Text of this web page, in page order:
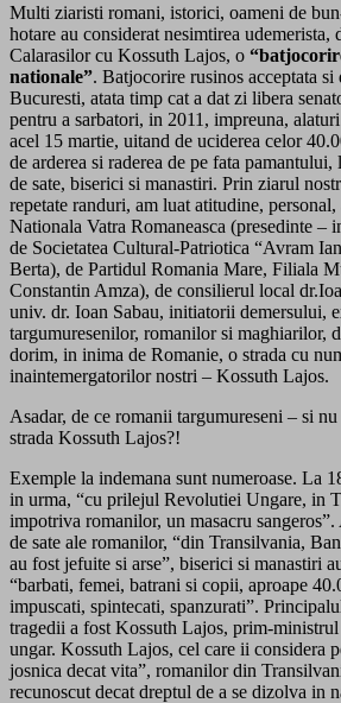
Multi ziaristi romani, istorici, oameni de
hotare au considerat nesimtirea udemerista,
Calarasilor cu Kossuth Lajos, o
nationale”. Batjocorire rusinos acceptata si
Bucuresti, atata timp cat a dat zi libera
pentru a sarbatori, in 2011, impreuna,
acel 15 martie, uitand de uciderea celor
de arderea si raderea de pe fata
de sate, biserici si manastiri. Prin ziarul
repetate randuri, am luat atitudine,
Nationala Vatra Romaneasca (presedinte –
de Societatea Cultural-Patriotica “Avram
Berta), de Partidul Romania Mare, Filiala
Constantin Amza), de consilierul local
univ. dr. Ioan Sabau, initiatorii demersului,
targumuresenilor, romanilor si maghiarilor,
dorim, in inima de Romanie, o strada cu
inaintemergatorilor nostri – Kossuth Lajos.
Asadar, de ce romanii targumureseni – si
strada Kossuth Lajos?!
Exemple la indemana sunt numeroase. La
in urma, “cu prilejul Revolutiei Ungare, in
impotriva romanilor, un masacru
de sate ale romanilor, “din Transilvania,
au fost jefuite si arse”, biserici si manastiri
“barbati, femei, batrani si copii, aproape
impuscati, spintecati, spanzurati”.
tragedii a fost Kossuth Lajos, prim-
ungar. Kossuth Lajos, cel care ii considera
josnica decat vita”, romanilor din
recunoscut decat dreptul de a se dizolva in